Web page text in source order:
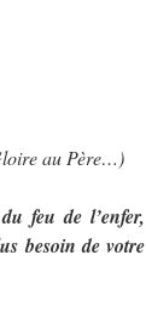
au Père…)
feu de l’enfer,
besoin de votre